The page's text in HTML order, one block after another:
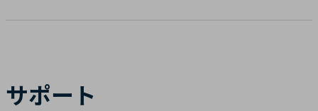
サポート